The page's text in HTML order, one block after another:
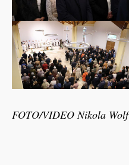
FOTO/VIDEO Nikola Wolf